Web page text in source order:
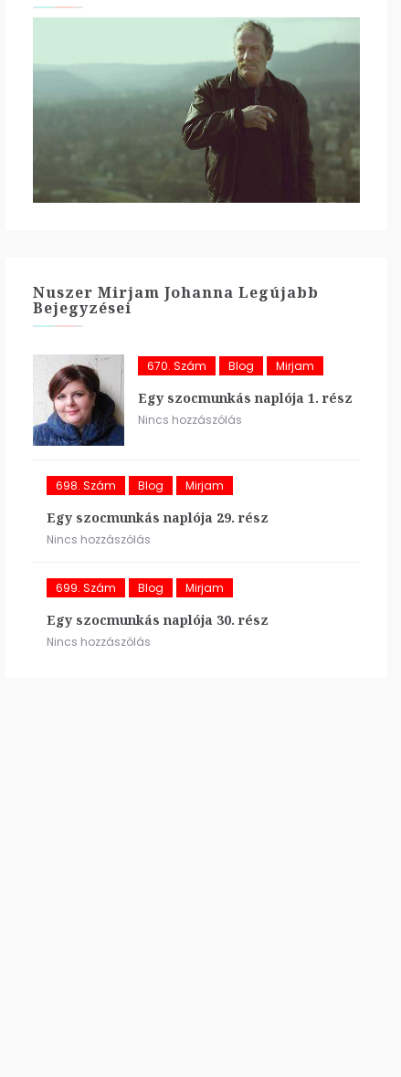
Nuszer Mirjam Johanna Legújabb
Bejegyzései
670. Szám Blog Mirjam
Egy szocmunkás naplója 1. rész
Nincs hozzászólás
698. Szám Blog Mirjam
Egy szocmunkás naplója 29. rész
Nincs hozzászólás
699. Szám Blog Mirjam
Egy szocmunkás naplója 30. rész
Nincs hozzászólás